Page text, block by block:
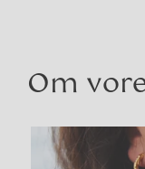
Om